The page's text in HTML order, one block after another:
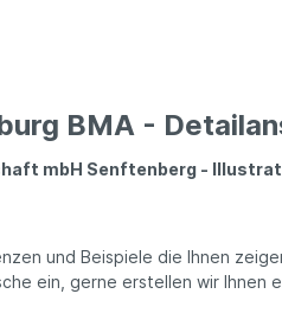
BMA -
mbH Senftenberg -
und Beispiele die Ihnen
ein, gerne erstellen wir Ihnen